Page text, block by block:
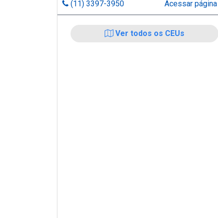
(11) 3397-3950 Acessar
Ver todos os CEUs